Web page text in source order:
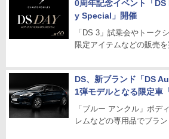
0周年記念イベント「
y Special」開催
「DS 3」試乗会やトーク
限定アイテムなどの販売
DS、新ブランド「DS
1弾モデルとなる限定車
「ブルー アンクル」ボデ
レムなどの専用品でブラ